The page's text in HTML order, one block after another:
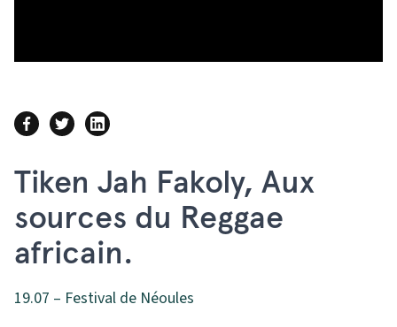
Tiken Jah Fakoly, Aux
sources du Reggae
africain.
19.07 – Festival de Néoules